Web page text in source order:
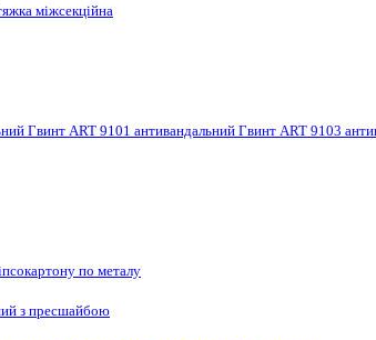
міжсекційна
Гвинт ART 9101 антивандальний Гвинт ART 9103
по металу
з пресшайбою